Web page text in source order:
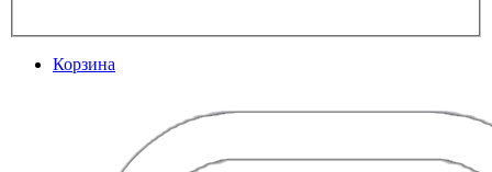
Корзина